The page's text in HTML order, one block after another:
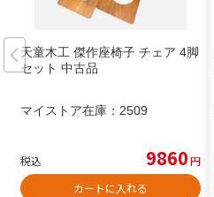
天童木工 傑作座椅子 チェア 4脚
セット 中古品
マイストア在庫： 2509
税込 9860円
カートに入れる